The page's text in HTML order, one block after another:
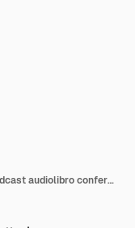
Adolescenti che ascoltano musica podcast audiolibro conferenza giovane coppia in piedi insieme con i telefoni